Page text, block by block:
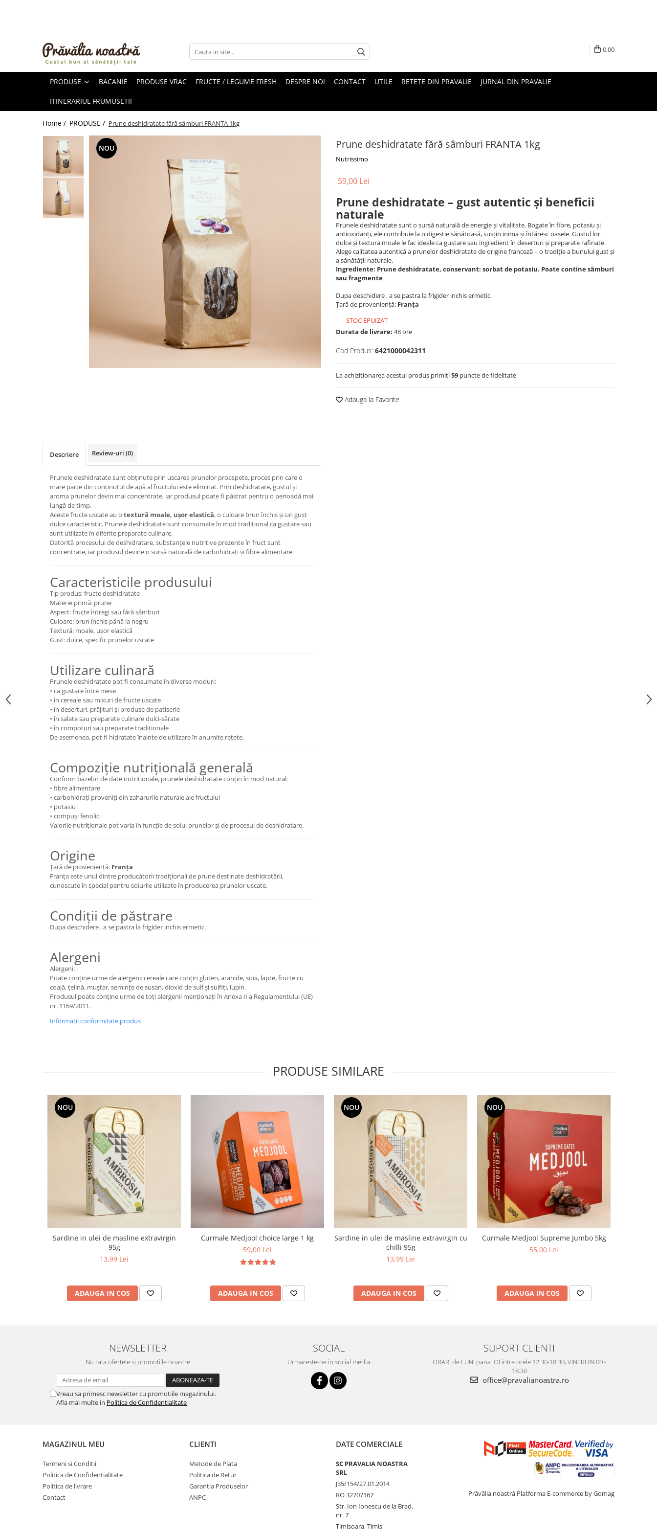
ULEIURI ȘI UNTURI
FRUCTE DESHIDRATATE
ÎNDULCITORI NATURALI / MIERE
FRUCTE LA CONSERVĂ
OȚETURI ȘI SOSURI
FĂINĂ FĂRĂ GLUTEN
BĂUTURI / LAPTE VEGETAL
OREZ ȘI CEREALE
0,00
PRODUSE BACANIE PRODUSE VRAC FRUCTE / LEGUME FRESH DESPRE NOI CONTACT UTILE RETETE DIN PRAVALIE JURNAL DIN PRAVALIE
ITINERARIUL FRUMUSETII
Home / PRODUSE / Prune deshidratate fără sâmburi FRANTA 1kg
Prune deshidratate fără sâmburi FRANTA 1kg
Nutrissimo
NOU
59,00 Lei
Prune deshidratate – gust autentic și beneficii
naturale
Prunele deshidratate sunt o sursă naturală de energie și vitalitate. Bogate în fibre, potasiu și
antioxidanți, ele contribuie la o digestie sănătoasă, susțin inima și întăresc oasele. Gustul lor
dulce și textura moale le fac ideale ca gustare sau ingredient în deserturi și preparate rafinate.
Alege calitatea autentică a prunelor deshidratate de origine franceză – o tradiție a bunului gust și
a sănătății naturale.
Ingrediente: Prune deshidratate, conservant: sorbat de potasiu. Poate contine sâmburi
sau fragmente
Dupa deschidere , a se pastra la frigider inchis ermetic.
Țară de proveniență: Franța
STOC EPUIZAT
Durata de livrare: 48 ore
Cod Produs: 6421000042311
La achizitionarea acestui produs primiti59 puncte de fidelitate
Adauga la Favorite
Descriere Review-uri (0)
Prunele deshidratate sunt obținute prin uscarea prunelor proaspete, proces prin care o
mare parte din conținutul de apă al fructului este eliminat. Prin deshidratare, gustul și
aroma prunelor devin mai concentrate, iar produsul poate fi păstrat pentru o perioadă mai
lungă de timp.
Aceste fructe uscate au o textură moale, ușor elastică, o culoare brun închis și un gust
dulce caracteristic. Prunele deshidratate sunt consumate în mod tradițional ca gustare sau
sunt utilizate în diferite preparate culinare.
Datorită procesului de deshidratare, substanțele nutritive prezente în fruct sunt
concentrate, iar produsul devine o sursă naturală de carbohidrați și fibre alimentare.
Caracteristicile produsului
Tip produs: fructe deshidratate
Materie primă: prune
Aspect: fructe întregi sau fără sâmburi
Culoare: brun închis până la negru
Textură: moale, ușor elastică
Gust: dulce, specific prunelor uscate
Utilizare culinară
Prunele deshidratate pot fi consumate în diverse moduri:
• ca gustare între mese
• în cereale sau mixuri de fructe uscate
• în deserturi, prăjituri și produse de patiserie
• în salate sau preparate culinare dulci-sărate
• în compoturi sau preparate tradiționale
De asemenea, pot fi hidratate înainte de utilizare în anumite rețete.
Compoziție nutrițională generală
Conform bazelor de date nutriționale, prunele deshidratate conțin în mod natural:
• fibre alimentare
• carbohidrați proveniți din zaharurile naturale ale fructului
• potasiu
• compuși fenolici
Valorile nutriționale pot varia în funcție de soiul prunelor și de procesul de deshidratare.
Origine
Țară de proveniență: Franța
Franța este unul dintre producătorii tradiționali de prune destinate deshidratării,
cunoscute în special pentru soiurile utilizate în producerea prunelor uscate.
Condiții de păstrare
Dupa deschidere , a se pastra la frigider inchis ermetic.
Alergeni
Alergeni:
Poate conține urme de alergeni: cereale care conțin gluten, arahide, soia, lapte, fructe cu
coajă, țelină, muștar, semințe de susan, dioxid de sulf și sulfiți, lupin.
Produsul poate conține urme de toți alergenii menționați în Anexa II a Regulamentului (UE)
nr. 1169/2011.
Informatii conformitate produs
PRODUSE SIMILARE
NOU
Sardine in ulei de masline extravirgin
95g
13,99 Lei
ADAUGA IN COS
Curmale Medjool choice large 1 kg
59,00 Lei
ADAUGA IN COS
NOU
Sardine in ulei de masline extravirgin cu
chilli 95g
13,99 Lei
ADAUGA IN COS
NOU
Curmale Medjool Supreme Jumbo 5kg
55,00 Lei
ADAUGA IN COS
NEWSLETTER
Nu rata ofertele si promotiile noastre
Vreau sa primesc newsletter cu promotiile magazinului.
Afla mai multe in Politica de Confidentialitate
SOCIAL
Urmareste-ne in social media
SUPORT CLIENTI
ORAR: de LUNI pana JOI intre orele 12:30-18:30, VINERI 09:00 -
18:30
office@pravalianoastra.ro
MAGAZINUL MEU
Termeni si Conditii
Politica de Confidentialitate
Politica de livrare
Contact
CLIENTI
Metode de Plata
Politica de Retur
Garantia Produselor
ANPC
DATE COMERCIALE
SC PRAVALIA NOASTRA
SRL
J35/154/27.01.2014
RO 32707167
Str. Ion Ionescu de la Brad,
nr. 7
Timisoara, Timis
Prăvălia noastră Platforma E-commerce by Gomag